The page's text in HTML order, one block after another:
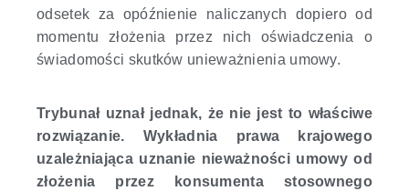
odsetek za opóźnienie naliczanych dopiero od
momentu złożenia przez nich oświadczenia o
świadomości skutków unieważnienia umowy.
Trybunał uznał jednak, że nie jest to właściwe
rozwiązanie. Wykładnia prawa krajowego
uzależniająca uznanie nieważności umowy od
złożenia przez konsumenta stosownego